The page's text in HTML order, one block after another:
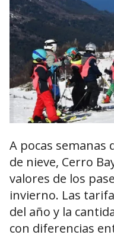
A pocas semanas
de nieve, Cerro
valores de los
invierno. Las
del año y la
con diferencias